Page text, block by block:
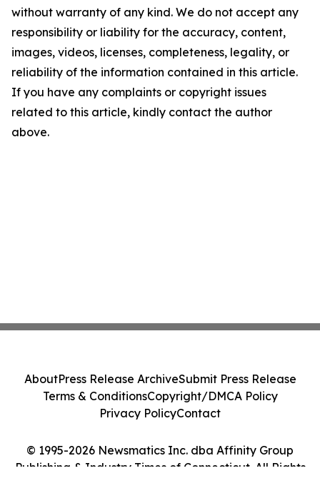
without warranty of any kind. We do not accept any
responsibility or liability for the accuracy, content,
images, videos, licenses, completeness, legality, or
reliability of the information contained in this article.
If you have any complaints or copyright issues
related to this article, kindly contact the author
above.
© 1995-2026 Newsmatics Inc. dba Affinity Group
Publishing & Industry Times of Connecticut. All Rights
AboutPress Release ArchiveSubmit Press Release
Terms & ConditionsCopyright/DMCA Policy
Privacy PolicyContact